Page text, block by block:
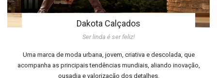
Dakota Calçados
Ser linda é ser feliz!
Uma marca de moda urbana, jovem, criativa e descolada, que
acompanha as principais tendências mundiais, aliando inovação,
ousadia e valorização dos detalhes.